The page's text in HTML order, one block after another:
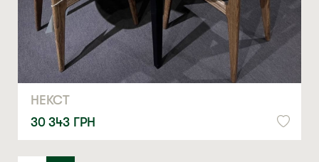
НЕКСТ
30 343 ГРН